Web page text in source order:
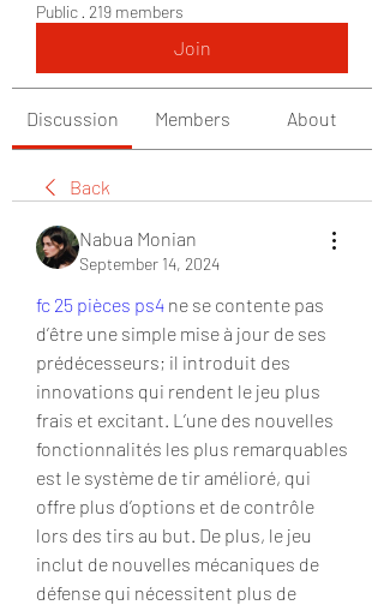
Public · 219 members
Join
Discussion Members About
Back
Nabua Monian
September 14, 2024
fc 25 pièces ps4 ne se contente pas
d’être une simple mise à jour de ses
prédécesseurs; il introduit des
innovations qui rendent le jeu plus
frais et excitant. L’une des nouvelles
fonctionnalités les plus remarquables
est le système de tir amélioré, qui
offre plus d’options et de contrôle
lors des tirs au but. De plus, le jeu
inclut de nouvelles mécaniques de
défense qui nécessitent plus de